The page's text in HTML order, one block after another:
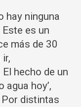
hay ninguna
es un
más de 30
hecho de un
agua hoy’,
Por distintas